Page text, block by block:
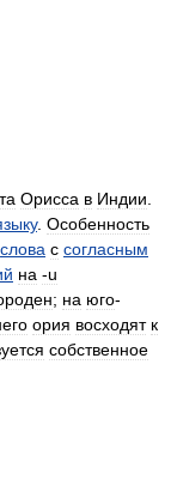
Орисса в Индии
. Особенность
слова с согласным
на ‑u
; на юго-
ория восходят к
собственное